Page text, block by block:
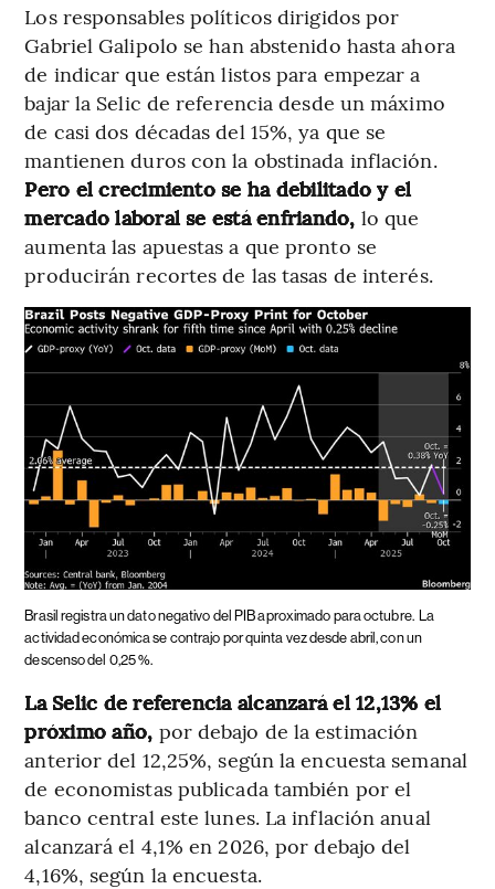
Los responsables políticos dirigidos por
Gabriel Galipolo se han abstenido hasta ahora
de indicar que están listos para empezar a
bajar la Selic de referencia desde un máximo
de casi dos décadas del 15%, ya que se
mantienen duros con la obstinada inflación.
Pero el crecimiento se ha debilitado y el
mercado laboral se está enfriando, lo que
aumenta las apuestas a que pronto se
producirán recortes de las tasas de interés.
Brasil registra un dato negativo del PIB aproximado para octubre. La
actividad económica se contrajo por quinta vez desde abril, con un
descenso del 0,25 %.
La Selic de referencia alcanzará el 12,13% el
próximo año, por debajo de la estimación
anterior del 12,25%, según la encuesta semanal
de economistas publicada también por el
banco central este lunes. La inflación anual
alcanzará el 4,1% en 2026, por debajo del
4,16%, según la encuesta.